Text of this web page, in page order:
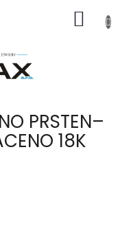
KOŠÍK
PRSTEN–
18K